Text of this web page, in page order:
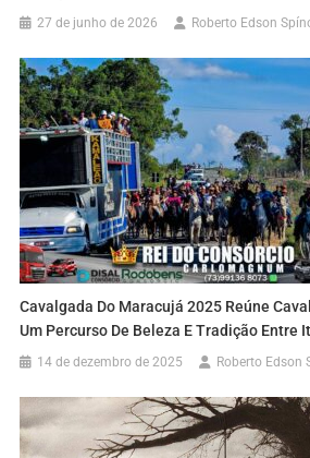
27 de junho de 2026 Roberto Edson
Cavalgada Do Maracujá 2025 Reúne
Um Percurso De Beleza E Tradição Entre
14 de dezembro de 2025 Roberto Edson